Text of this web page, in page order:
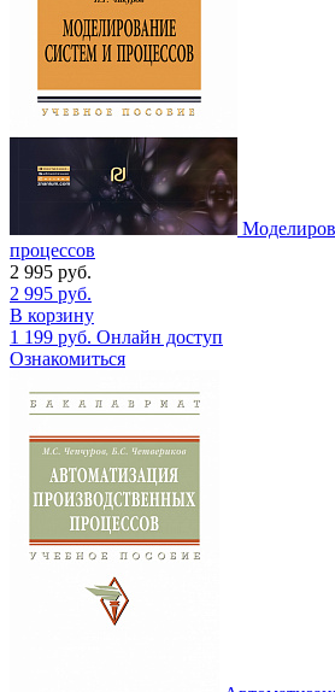
процессов
2 995 руб.
2 995 руб.
В корзину
1 199 руб. Онлайн доступ
Ознакомиться